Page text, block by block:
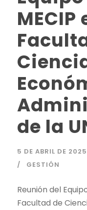
MECIP
de la
5 DE ABRIL DE 2025
GESTIÓN
Reunión del
Facultad de